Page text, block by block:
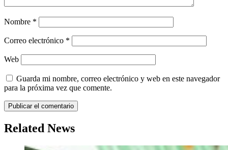
Nombre *
Correo electrónico *
Web
Guarda mi nombre, correo electrónico y web en este navegador
para la próxima vez que comente.
Related News